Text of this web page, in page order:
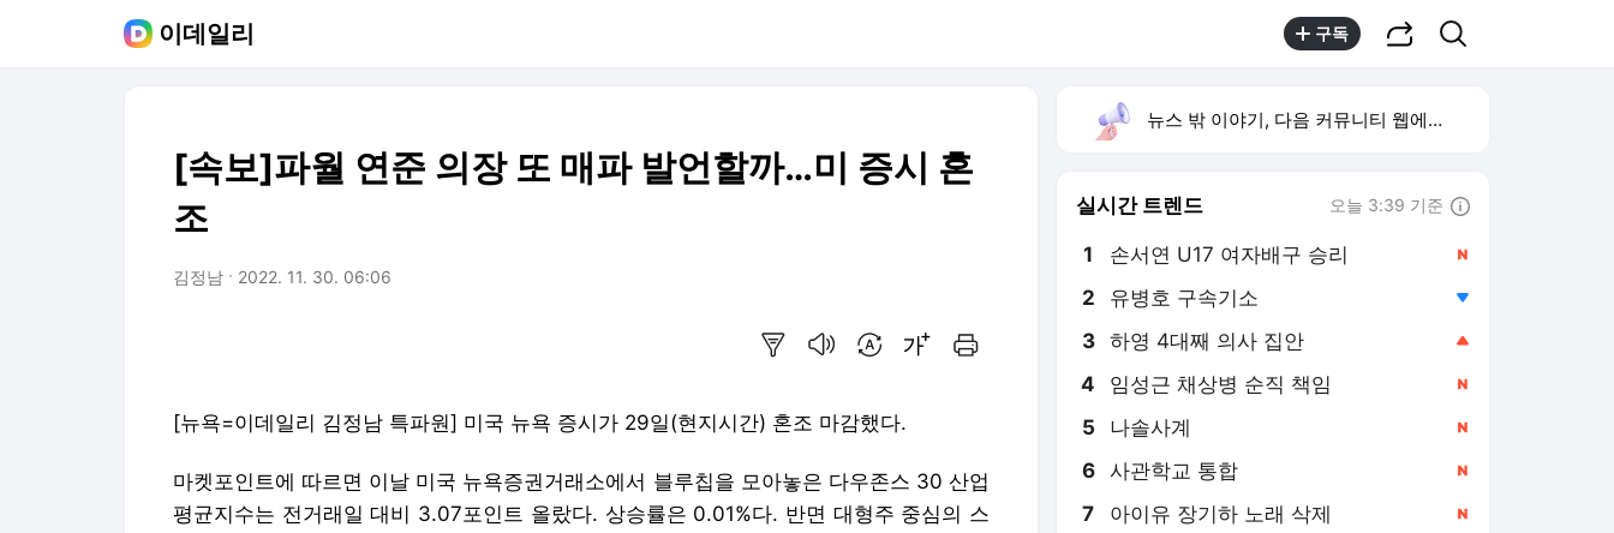
이데일리 구독
[속보]파월 연준 의장 또 매파 발언할까…미 증시 혼
조
김정남 2022. 11. 30. 06:06
[뉴욕=이데일리 김정남 특파원] 미국 뉴욕 증시가 29일(현지시간) 혼조 마감했다.
마켓포인트에 따르면 이날 미국 뉴욕증권거래소에서 블루칩을 모아놓은 다우존스 30 산업
평균지수는 전거래일 대비 3.07포인트 올랐다. 상승률은 0.01%다. 반면 대형주 중심의 스
뉴스 밖 이야기, 다음 커뮤니티 웹에서 보기
실시간 트렌드 오늘 3:39 기준
1 손서연 U17 여자배구 승리
2 유병호 구속기소
3 하영 4대째 의사 집안
4 임성근 채상병 순직 책임
5 나솔사계
6 사관학교 통합
7 아이유 장기하 노래 삭제